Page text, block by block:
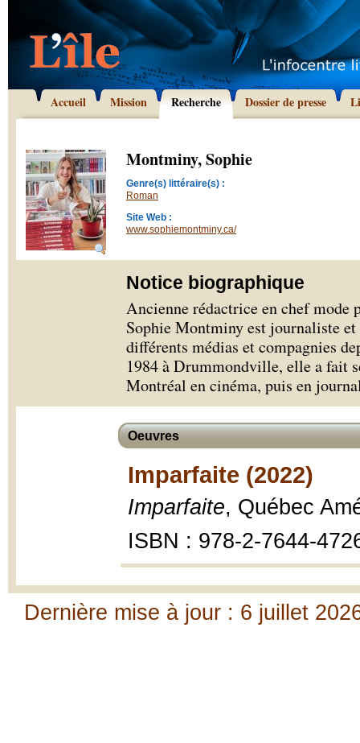
Accueil Mission Recherche Dossier de presse
Montminy, Sophie
Genre(s) littéraire(s) :
Roman
Site Web :
www.sophiemontminy.ca/
Notice biographique
Ancienne rédactrice en chef mode
Sophie Montminy est journaliste
différents médias et compagnies
1984 à Drummondville, elle a fait
Montréal en cinéma, puis en
Oeuvres
Imparfaite (2022)
Imparfaite, Québec
ISBN : 978-2-7644-
Dernière mise à jour : 6 juillet